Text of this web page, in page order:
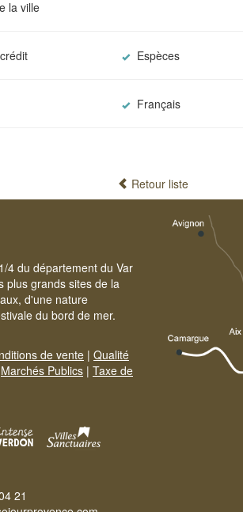
la ville
Espèces
Français
Retour liste
4 du département du Var
plus grands sites de la
d'une nature
du bord de mer.
de vente | Qualité
Marchés Publics | Taxe de
21